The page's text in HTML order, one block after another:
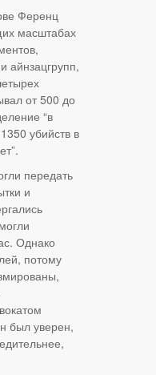
Ференц
масштабах
айнзацгрупп,
от 500 до
“в
убийств в
передать
и
Однако
потому
был уверен,